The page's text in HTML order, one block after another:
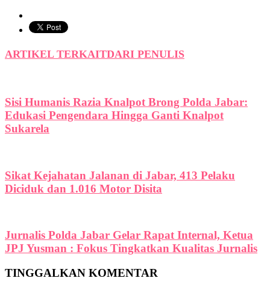
ARTIKEL TERKAITDARI PENULIS
Sisi Humanis Razia Knalpot Brong Polda Jabar:
Edukasi Pengendara Hingga Ganti Knalpot
Sukarela
Sikat Kejahatan Jalanan di Jabar, 413 Pelaku
Diciduk dan 1.016 Motor Disita
Jurnalis Polda Jabar Gelar Rapat Internal, Ketua
JPJ Yusman : Fokus Tingkatkan Kualitas Jurnalis
TINGGALKAN KOMENTAR